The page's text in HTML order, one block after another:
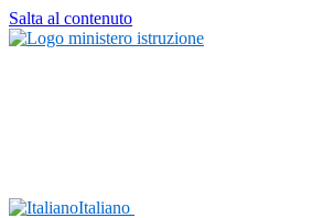
Salta al contenuto
Italiano